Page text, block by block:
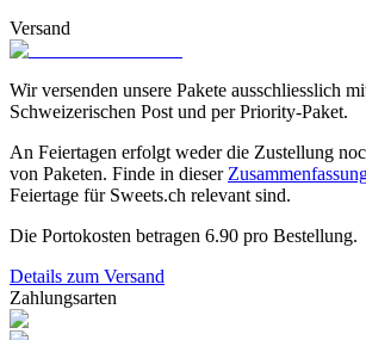
Versand
Wir versenden unsere Pakete ausschliesslich
Schweizerischen Post und per Priority-Paket.
An Feiertagen erfolgt weder die Zustellung
von Paketen. Finde in dieser
Feiertage für Sweets.ch relevant sind.
Die Portokosten betragen 6.90 pro Bestellung.
Details zum Versand
Zahlungsarten